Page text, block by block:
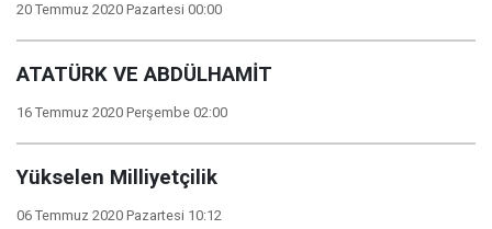
20 Temmuz 2020 Pazartesi 00:00
ATATÜRK VE ABDÜLHAMİT
16 Temmuz 2020 Perşembe 02:00
Yükselen Milliyetçilik
06 Temmuz 2020 Pazartesi 10:12